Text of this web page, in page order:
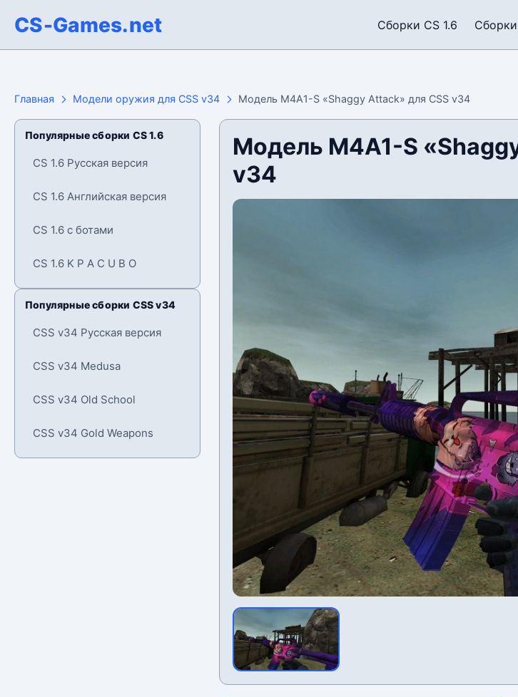
CS-Games.net Сборки CS 1.6
Главная Модели оружия для CSS v34 Модель M4A1-S «Shaggy Attack» для CSS v34
Популярные сборки CS 1.6
CS 1.6 Русская версия
CS 1.6 Английская версия
CS 1.6 с ботами
CS 1.6 K P A C U B O
Популярные сборки CSS v34
CSS v34 Русская версия
CSS v34 Medusa
CSS v34 Old School
CSS v34 Gold Weapons
Модель M4A1-S
v34